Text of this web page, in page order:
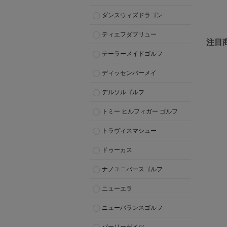
ダンスウィズドラゴン
ティエフダブリュー
テーラーメイドゴルフ
ディッセンバーメイ
デルソルゴルフ
トミー ヒルフィガー ゴルフ
トラヴィスマシュー
ドゥーカス
ナノユニバースゴルフ
ニューエラ
ニューバランスゴルフ
注目